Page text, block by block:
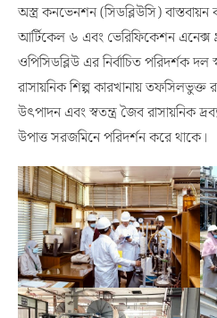
অস্ত্র কনভেনশন (সিডব্লিউসি)
আর্টিকেল ৬ এবং ভেরিফিকেশন এনেক্স
ওপিসিডব্লিউ এর নির্বাচিত পরিদর্শক দল
রাসায়নিক শিল্প কারখানায় তফসিলভুক্ত
উৎপাদন এবং স্বতন্ত্র জৈব রাসায়নিক
উপাত্ত সরজমিনে পরিদর্শন করে থাকে।